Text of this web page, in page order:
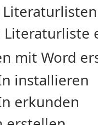
mit Word
installieren
erkunden